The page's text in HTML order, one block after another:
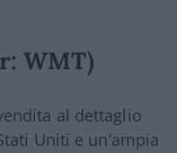
WMT)
al dettaglio
Uniti e un’ampia